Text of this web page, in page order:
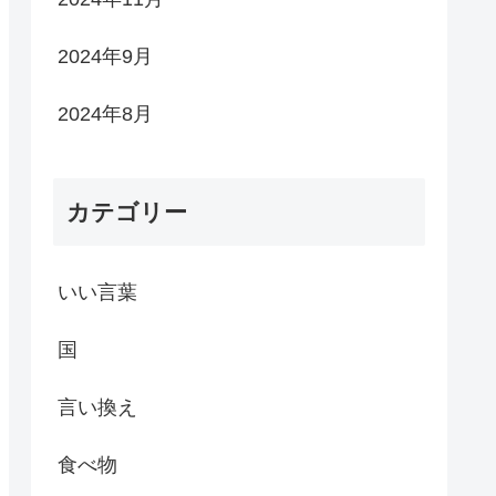
2024年9月
2024年8月
カテゴリー
いい言葉
国
言い換え
食べ物